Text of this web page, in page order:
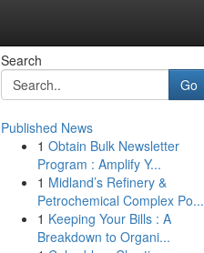
Search
Go
Published News
1 Obtain Bulk Newsletter
Program : Amplify Y...
1 Midland’s Refinery &
Petrochemical Complex Po...
1 Keeping Your Bills : A
Breakdown to Organi...